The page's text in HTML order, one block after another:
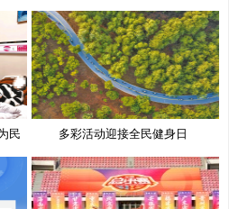
民 多彩活动迎接全民健身日